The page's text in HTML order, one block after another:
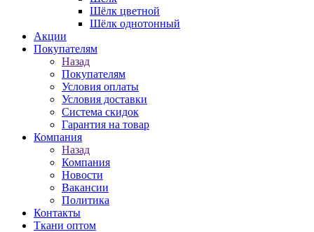
Шёлк цветной
Шёлк однотонный
Акции
Покупателям
Назад
Покупателям
Условия оплаты
Условия доставки
Система скидок
Гарантия на товар
Компания
Назад
Компания
Новости
Вакансии
Политика
Контакты
Ткани оптом